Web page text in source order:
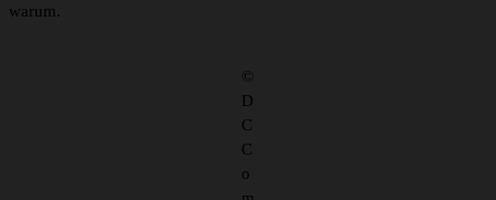
warum.
©
D
C
C
o